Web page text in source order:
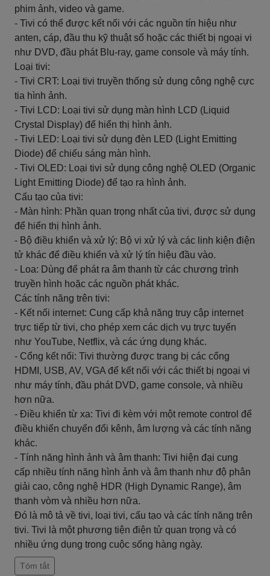
phim ảnh, video và game.
- Tivi có thể được kết nối với các nguồn tín hiệu như
anten, cáp, đầu thu kỹ thuật số hoặc các thiết bị ngoại vi
như DVD, đầu phát Blu-ray, game console và máy tính.
Loại tivi:
- Tivi CRT: Loại tivi truyền thống sử dụng công nghệ cực
tia hình ảnh.
- Tivi LCD: Loại tivi sử dụng màn hình LCD (Liquid
Crystal Display) để hiển thị hình ảnh.
- Tivi LED: Loại tivi sử dụng đèn LED (Light Emitting
Diode) để chiếu sáng màn hình.
- Tivi OLED: Loại tivi sử dụng công nghệ OLED (Organic
Light Emitting Diode) để tạo ra hình ảnh.
Cấu tạo của tivi:
- Màn hình: Phần quan trọng nhất của tivi, được sử dụng
để hiển thị hình ảnh.
- Bộ điều khiển và xử lý: Bộ vi xử lý và các linh kiện điện
tử khác để điều khiển và xử lý tín hiệu đầu vào.
- Loa: Dùng để phát ra âm thanh từ các chương trình
truyền hình hoặc các nguồn phát khác.
Các tính năng trên tivi:
- Kết nối internet: Cung cấp khả năng truy cập internet
trực tiếp từ tivi, cho phép xem các dịch vụ trực tuyến
như YouTube, Netflix, và các ứng dụng khác.
- Cổng kết nối: Tivi thường được trang bị các cổng
HDMI, USB, AV, VGA để kết nối với các thiết bị ngoại vi
như máy tính, đầu phát DVD, game console, và nhiều
hơn nữa.
- Điều khiển từ xa: Tivi đi kèm với một remote control để
điều khiển chuyển đổi kênh, âm lượng và các tính năng
khác.
- Tính năng hình ảnh và âm thanh: Tivi hiện đại cung
cấp nhiều tính năng hình ảnh và âm thanh như độ phân
giải cao, công nghệ HDR (High Dynamic Range), âm
thanh vòm và nhiều hơn nữa.
Đó là mô tả về tivi, loại tivi, cấu tạo và các tính năng trên
tivi. Tivi là một phương tiện điện tử quan trọng và có
nhiều ứng dụng trong cuộc sống hàng ngày.
Tóm tắt